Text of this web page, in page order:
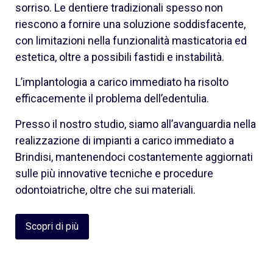
sorriso. Le dentiere tradizionali spesso non
riescono a fornire una soluzione soddisfacente,
con limitazioni nella funzionalità masticatoria ed
estetica, oltre a possibili fastidi e instabilità.
L’implantologia a carico immediato ha risolto
efficacemente il problema dell’edentulia.
Presso il nostro studio, siamo all’avanguardia nella
realizzazione di impianti a carico immediato a
Brindisi, mantenendoci costantemente aggiornati
sulle più innovative tecniche e procedure
odontoiatriche, oltre che sui materiali.
Scopri di più